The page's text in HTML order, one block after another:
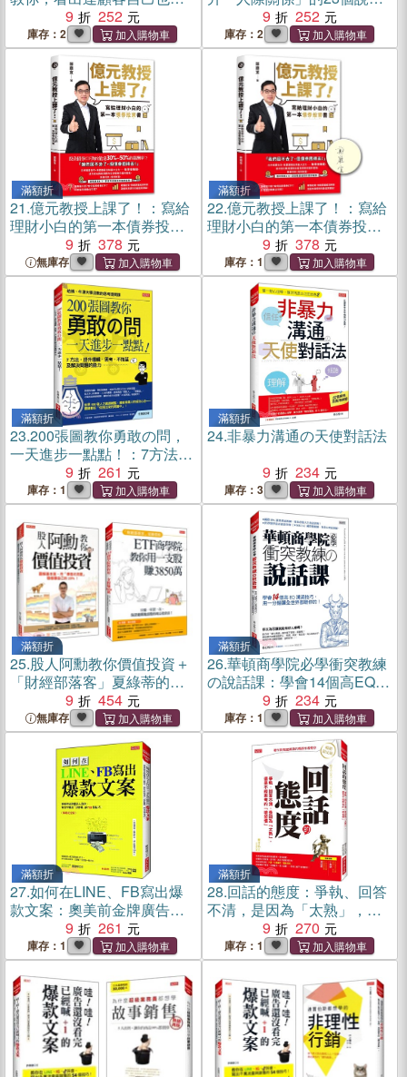
察覺的需求！（暢銷限定
版）
9 252
庫存：2
9 252
庫存：2
滿額折
21.億元教授上課了！：寫給
理財小白的第一本債券投資
9 378
無庫存
滿額折
22.億元教授上課了！：寫給
理財小白的第一本債券投資
書（簽名版）
9 378
庫存：1
滿額折
23.200張圖教你勇敢の問，
一天進步一點點！：7方法，
提升邏輯、思考、不拖延及
解決問題的能力
9 261
庫存：1
滿額折
24.非暴力溝通の天使對話法
9
234
庫存：3
滿額折
25.股人阿勳教你價值投資＋
「財經部落客」夏綠蒂的
ETF商學院教你用一支股賺
出3850萬
9 454
無庫存
滿額折
26.華頓商學院必學衝突教練
の說話課：學會14個高EQ溝
通技巧，用一分鐘讓全世界
都聽你的！
9 234
庫存：1
滿額折
27.如何在LINE、FB寫出爆
款文案：奧美前金牌廣告人
教你，把文字變成「印鈔
機」的18個技巧！（暢銷紀
念版）
9 261
庫存：1
滿額折
28.回話的態度：爭執、回答
不清，是因為「太熟」，還
是不經思考的「壞習慣」
（暢銷限定版）
9 270
庫存：1